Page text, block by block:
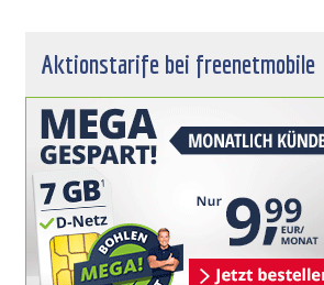
Aktionstarife bei freenetmobile